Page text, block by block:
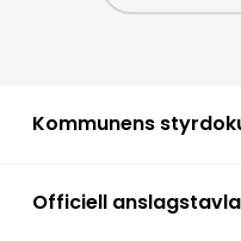
Kommunens
Officiell anslagstavla